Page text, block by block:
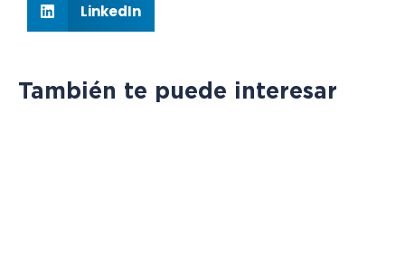
LinkedIn
También te puede interesar